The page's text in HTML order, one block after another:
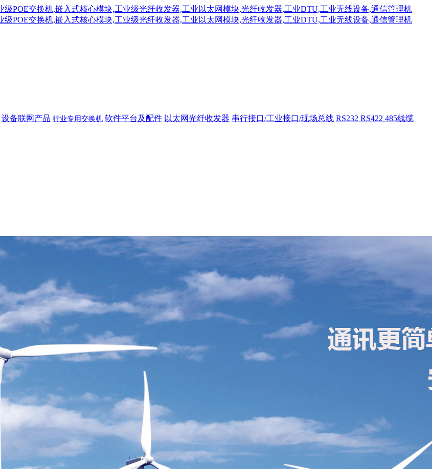
设备联网产品 行业专用交换机 软件平台及配件 以太网光纤收发器 串行接口/工业接口/现场总线 RS232 RS422 485线缆